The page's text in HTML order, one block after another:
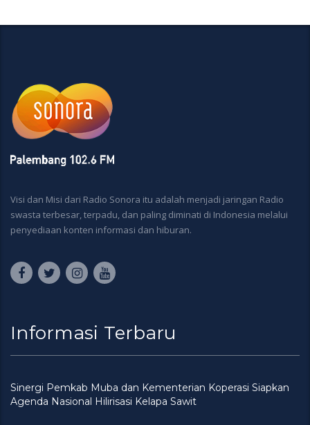
Visi dan Misi dari Radio Sonora itu adalah menjadi jaringan Radio
swasta terbesar, terpadu, dan paling diminati di Indonesia melalui
penyediaan konten informasi dan hiburan.
Informasi Terbaru
Sinergi Pemkab Muba dan Kementerian Koperasi Siapkan
Agenda Nasional Hilirisasi Kelapa Sawit